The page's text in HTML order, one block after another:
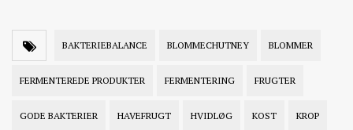
BAKTERIEBALANCE BLOMMECHUTNEY BLOMMER
FERMENTEREDE PRODUKTER FERMENTERING FRUGTER
GODE BAKTERIER HAVEFRUGT HVIDLØG KOST KROP